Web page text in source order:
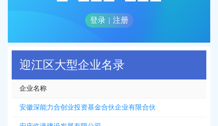
登录 | 注册
迎江区大型企业名录
企业名称
安徽深能力合创业投资基金合伙企业有限合伙